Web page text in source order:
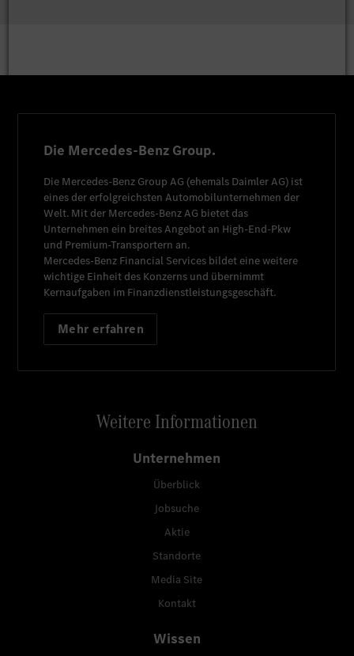
Die Mercedes-Benz Group.
Die Mercedes-Benz Group AG (ehemals Daimler AG) ist
eines der erfolgreichsten Automobilunternehmen der
Welt. Mit der Mercedes-Benz AG bietet das
Unternehmen ein breites Angebot an High-End-Pkw
und Premium-Transportern an.
Mercedes-Benz Financial Services bildet eine weitere
wichtige Einheit des Konzerns und übernimmt
Kernaufgaben im Finanzdienstleistungsgeschäft.
Mehr erfahren
Weitere Informationen
Unternehmen
Überblick
Jobsuche
Aktie
Standorte
Media Site
Kontakt
Wissen